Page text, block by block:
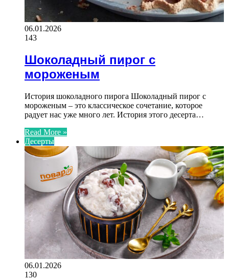
06.01.2026
143
Шоколадный пирог с
мороженым
История шоколадного пирога Шоколадный пирог с
мороженым – это классическое сочетание, которое
радует нас уже много лет. История этого десерта…
Read More »
Десерты
06.01.2026
130